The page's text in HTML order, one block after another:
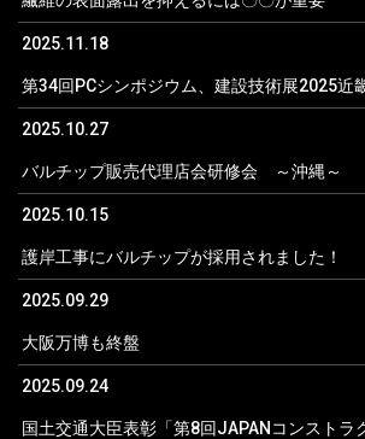
2025.11.18
第34回PCシンポジウム、建設技術展2025近
2025.10.27
バルチップ販売代理店会研修会 ～沖縄～
2025.10.15
護岸工事にバルチップが採用されました！
2025.09.29
大阪万博も終盤
2025.09.24
国土交通大臣表彰「第8回JAPANコンストラ